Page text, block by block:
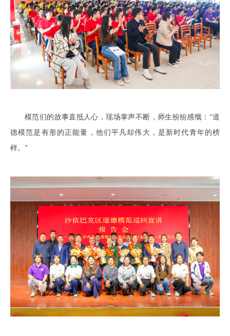
模范们的故事直抵人心，现场掌声不断，师生纷纷感慨：“道
德模范是有形的正能量，他们平凡却伟大，是新时代青年的榜
样。”